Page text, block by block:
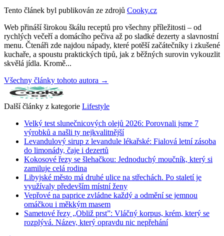
Tento článek byl publikován ze zdrojů Cooky.cz
Web přináší širokou škálu receptů pro všechny příležitosti – od
rychlých večeří a domácího pečiva až po sladké dezerty a slavnostní
menu. Čtenáři zde najdou nápady, které potěší začátečníky i zkušené
kuchaře, a spoustu praktických tipů, jak z běžných surovin vykouzlit
skvělá jídla. Kromě...
Všechny články tohoto autora →
Další články z kategorie Lifestyle
Velký test slunečnicových olejů 2026: Porovnali jsme 7
výrobků a našli ty nejkvalitnější
Levandulový sirup z levandule lékařské: Fialová letní zásoba
do limonády, čaje i dezertů
Kokosové řezy se šlehačkou: Jednoduchý moučník, který si
zamiluje celá rodina
Libyjské město má druhé ulice na střechách. Po staletí je
využívaly především místní ženy
Vepřové na paprice zvládne každý a odmění se jemnou
omáčkou i měkkým masem
Sametové řezy „Obliž prst”: Vláčný korpus, krém, který se
rozplývá. Název, který opravdu nic nepřehání